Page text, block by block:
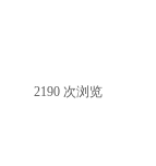
2190 次浏览